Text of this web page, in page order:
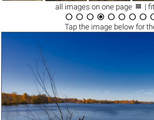
all images on one page  |
       
Tap the imagebelow for